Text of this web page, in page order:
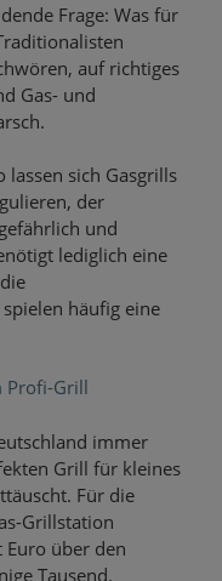
Frage: Was für
auf richtiges
Gas- und
lassen sich Gasgrills
der
und
lediglich eine
häufig eine
Profi-Grill
immer
Grill für kleines
Für die
Grillstation
über den
Tausend.